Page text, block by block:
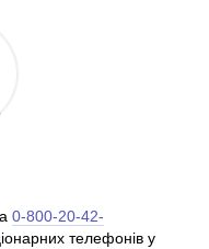
0-800-20-42-
телефонів у